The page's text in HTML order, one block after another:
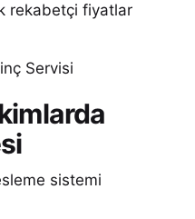
rekabetçi fiyatlar
sistemi